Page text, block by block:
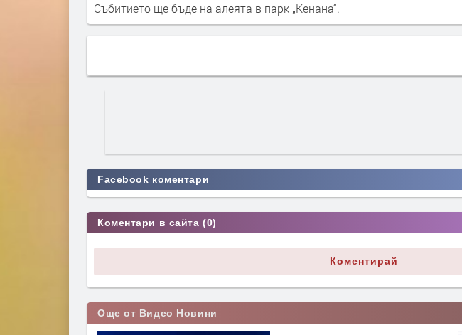
Събитието ще бъде на алеята в парк „Кенана“.
Facebook коментари
Коментари в сайта (0)
Коментирай
Още от Видео Новини